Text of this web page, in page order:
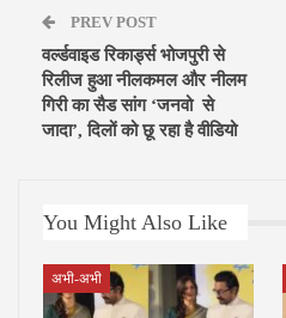
PREV POST
वर्ल्डवाइड रिकार्ड्स भोजपुरी से
रिलीज हुआ नीलकमल और नीलम
गिरी का सैड सांग ‘जनवो से
जादा’, दिलों को छू रहा है वीडियो
You Might Also Like
अभी-अभी